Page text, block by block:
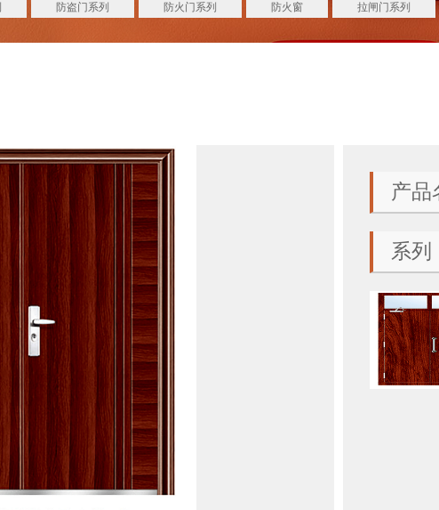
防盗门系列 防火门系列 防火窗 拉闸门系列
产品
系列